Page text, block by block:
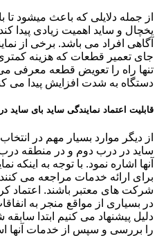
از جمله دلایلی که باعث میشود
یخچال و ساید اهمیت زیادی پیدا
آگاهی افراد می باشد. برخی از
جای تعمیر قطعات که هزینه
تنها راه را تعویض قطعه معرفی می
دستگاه به شدت افزایش پیدا می
قابلیت اعتماد نمایندگی ساید بای
از دیگر موارد بسیار مهم در
ساید در درب دوم و در منطقه درب
آنها اشاره نمود. با توجه به
برای ارائه خدمات مراجعه می
شرکت های معتبر باشند. اعتماد
در بسیاری از مواقع منجر به
دلیل پیشنهاد می کنیم ابتدا
را بررسی و سپس از خدمات آنها